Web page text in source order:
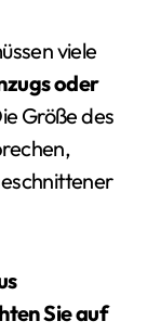
viele
oder
Größe des
Sie auf